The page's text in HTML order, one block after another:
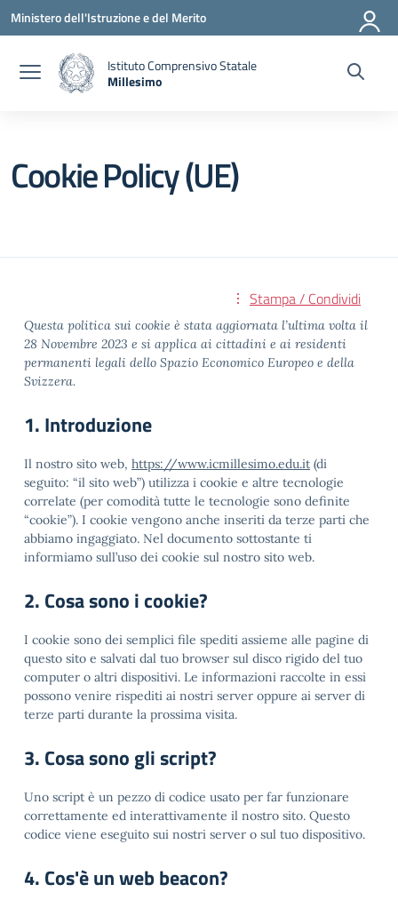
Vai ai contenuti
Vai al menu di navigazione
Vai al footer
Ministero dell'Istruzione e del Merito
Istituto Comprensivo Statale
Millesimo
Cookie Policy (UE)
Stampa / Condividi
Questa politica sui cookie è stata aggiornata l’ultima volta il
28 Novembre 2023 e si applica ai cittadini e ai residenti
permanenti legali dello Spazio Economico Europeo e della
Svizzera.
1. Introduzione
Il nostro sito web, https://www.icmillesimo.edu.it (di
seguito: “il sito web”) utilizza i cookie e altre tecnologie
correlate (per comodità tutte le tecnologie sono definite
“cookie”). I cookie vengono anche inseriti da terze parti che
abbiamo ingaggiato. Nel documento sottostante ti
informiamo sull’uso dei cookie sul nostro sito web.
2. Cosa sono i cookie?
I cookie sono dei semplici file spediti assieme alle pagine di
questo sito e salvati dal tuo browser sul disco rigido del tuo
computer o altri dispositivi. Le informazioni raccolte in essi
possono venire rispediti ai nostri server oppure ai server di
terze parti durante la prossima visita.
3. Cosa sono gli script?
Uno script è un pezzo di codice usato per far funzionare
correttamente ed interattivamente il nostro sito. Questo
codice viene eseguito sui nostri server o sul tuo dispositivo.
4. Cos'è un web beacon?